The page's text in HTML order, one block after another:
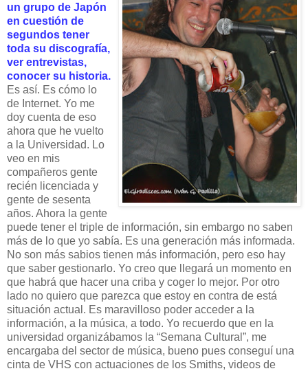
un grupo de Japón
en cuestión de
segundos tener
toda su discografía,
ver entrevistas,
conocer su historia.
Es así. Es cómo lo
de Internet. Yo me
doy cuenta de eso
ahora que he vuelto
a la Universidad. Lo
veo en mis
compañeros gente
recién licenciada y
gente de sesenta
años. Ahora la gente
puede tener el triple de información, sin embargo no saben
más de lo que yo sabía. Es una generación más informada.
No son más sabios tienen más información, pero eso hay
que saber gestionarlo. Yo creo que llegará un momento en
que habrá que hacer una criba y coger lo mejor. Por otro
lado no quiero que parezca que estoy en contra de está
situación actual. Es maravilloso poder acceder a la
información, a la música, a todo. Yo recuerdo que en la
universidad organizábamos la “Semana Cultural”, me
encargaba del sector de música, bueno pues conseguí una
cinta de VHS con actuaciones de los Smiths, videos de